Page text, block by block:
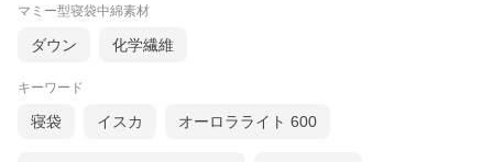
マミー型寝袋中綿素材
ダウン 化学繊維
キーワード
寝袋 イスカ オーロラライト 600